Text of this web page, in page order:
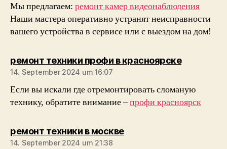
Мы предлагаем: ремонт камер видеонаблюдения
Наши мастера оперативно устранят неисправности
вашего устройства в сервисе или с выездом на дом!
ремонт техники профи в красноярскеsagt:
14. September 2024 um 16:07
Если вы искали где отремонтировать сломаную
технику, обратите внимание –профи красноярск
ремонт техники в москвеsagt:
14. September 2024 um 21:38